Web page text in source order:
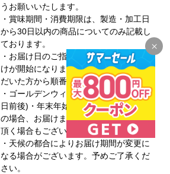
うお願いいたします。
・賞味期間・消費期限は、製造・加工日
から30日以内の商品についてのみ記載し
ております。
・お届け日のご指定はできません。お届
けが開始になりましたら、ご注文をいた
だいた方から順番に配送いたします。
・ゴールデンウィーク・お盆期間(8月15
日前後)・年末年始など連休に係るご注文
の場合、お届けまでに通常よりお時間を
頂く場合もございます。
・天候の都合によりお届け期間が変更に
なる場合がございます。予めご了承くだ
さい。